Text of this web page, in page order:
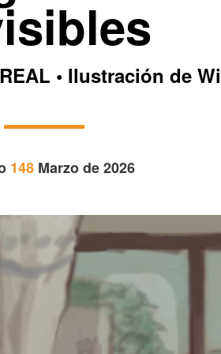
• Ilustración de
148 Marzo de 2026